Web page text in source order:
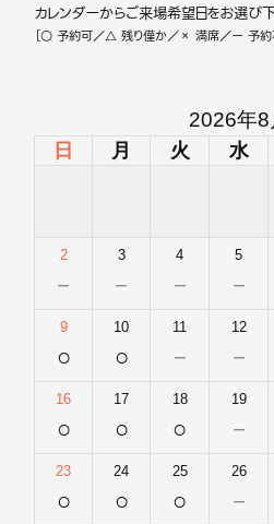
カレンダーからご来場希望日をお選び
［○ 予約可／△ 残り僅か／× 満席／ー 予約
2026年8
日 月 火 水
2
－
3
－
4
－
5
－
9
○
10
○
11
－
12
－
16
○
17
○
18
○
19
－
23
○
24
○
25
○
26
－